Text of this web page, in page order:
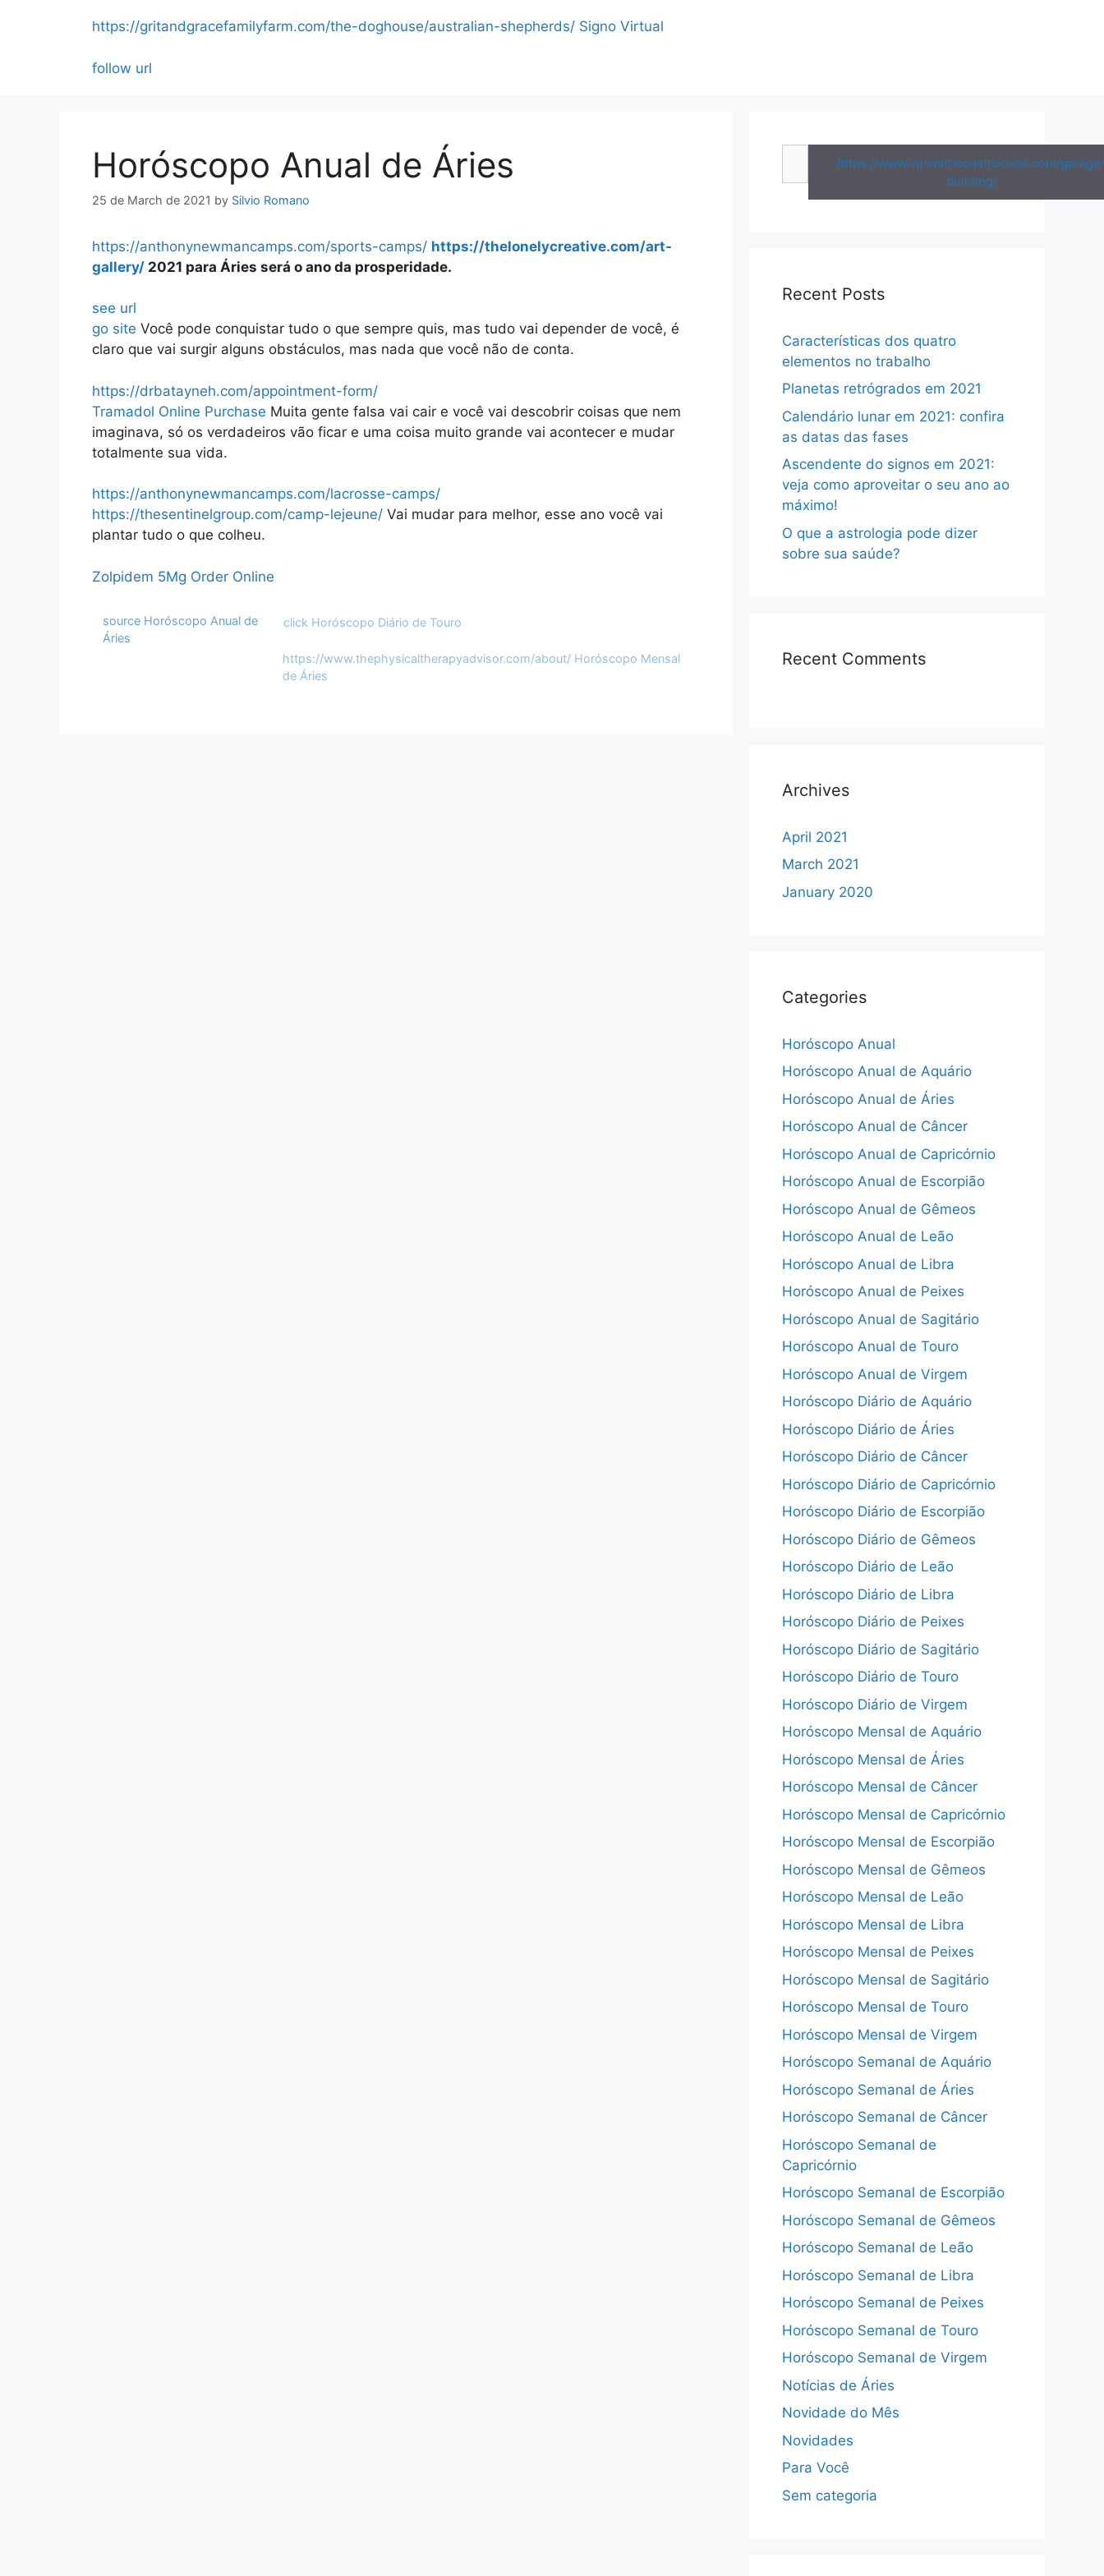
https://gritandgracefamilyfarm.com/the-doghouse/australian-shepherds/ Signo Virtual
follow url
Horóscopo Anual de Áries
25 de March de 2021 by Silvio Romano
https://anthonynewmancamps.com/sports-camps/ https://thelonelycreative.com/art-
gallery/ 2021 para Áries será o ano da prosperidade.
see url
go site Você pode conquistar tudo o que sempre quis, mas tudo vai depender de você, é
claro que vai surgir alguns obstáculos, mas nada que você não de conta.
https://drbatayneh.com/appointment-form/
Tramadol Online Purchase Muita gente falsa vai cair e você vai descobrir coisas que nem
imaginava, só os verdadeiros vão ficar e uma coisa muito grande vai acontecer e mudar
totalmente sua vida.
https://anthonynewmancamps.com/lacrosse-camps/
https://thesentinelgroup.com/camp-lejeune/ Vai mudar para melhor, esse ano você vai
plantar tudo o que colheu.
Zolpidem 5Mg Order Online
source Categories
Horóscopo Anual de
Áries
Post
click Horóscopo Diário de Touro
https://www.thephysicaltherapyadvisor.com/about/ Horóscopo Mensal
de Áries
https://www.wjsmithconstruction.com/
building/
Recent Posts
Características dos quatro
elementos no trabalho
Planetas retrógrados em 2021
Calendário lunar em 2021: confira
as datas das fases
Ascendente do signos em 2021:
veja como aproveitar o seu ano ao
máximo!
O que a astrologia pode dizer
sobre sua saúde?
Recent Comments
Archives
April 2021
March 2021
January 2020
Categories
Horóscopo Anual
Horóscopo Anual de Aquário
Horóscopo Anual de Áries
Horóscopo Anual de Câncer
Horóscopo Anual de Capricórnio
Horóscopo Anual de Escorpião
Horóscopo Anual de Gêmeos
Horóscopo Anual de Leão
Horóscopo Anual de Libra
Horóscopo Anual de Peixes
Horóscopo Anual de Sagitário
Horóscopo Anual de Touro
Horóscopo Anual de Virgem
Horóscopo Diário de Aquário
Horóscopo Diário de Áries
Horóscopo Diário de Câncer
Horóscopo Diário de Capricórnio
Horóscopo Diário de Escorpião
Horóscopo Diário de Gêmeos
Horóscopo Diário de Leão
Horóscopo Diário de Libra
Horóscopo Diário de Peixes
Horóscopo Diário de Sagitário
Horóscopo Diário de Touro
Horóscopo Diário de Virgem
Horóscopo Mensal de Aquário
Horóscopo Mensal de Áries
Horóscopo Mensal de Câncer
Horóscopo Mensal de Capricórnio
Horóscopo Mensal de Escorpião
Horóscopo Mensal de Gêmeos
Horóscopo Mensal de Leão
Horóscopo Mensal de Libra
Horóscopo Mensal de Peixes
Horóscopo Mensal de Sagitário
Horóscopo Mensal de Touro
Horóscopo Mensal de Virgem
Horóscopo Semanal de Aquário
Horóscopo Semanal de Áries
Horóscopo Semanal de Câncer
Horóscopo Semanal de
Capricórnio
Horóscopo Semanal de Escorpião
Horóscopo Semanal de Gêmeos
Horóscopo Semanal de Leão
Horóscopo Semanal de Libra
Horóscopo Semanal de Peixes
Horóscopo Semanal de Touro
Horóscopo Semanal de Virgem
Notícias de Áries
Novidade do Mês
Novidades
Para Você
Sem categoria